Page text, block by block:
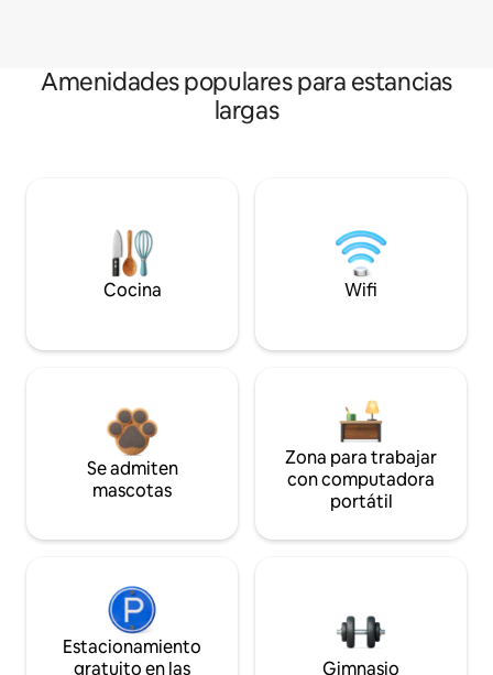
Amenidades populares para estancias
largas
Cocina Wifi
Se admiten
mascotas
Zona para trabajar
con computadora
portátil
Estacionamiento
gratuito en las
Gimnasio